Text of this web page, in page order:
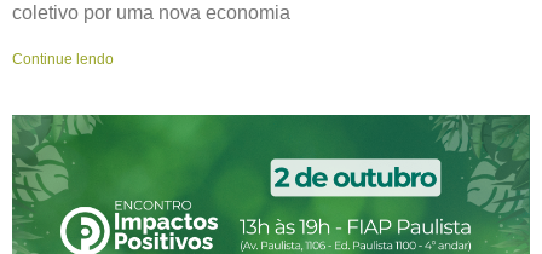
coletivo por uma nova economia
Continue lendo